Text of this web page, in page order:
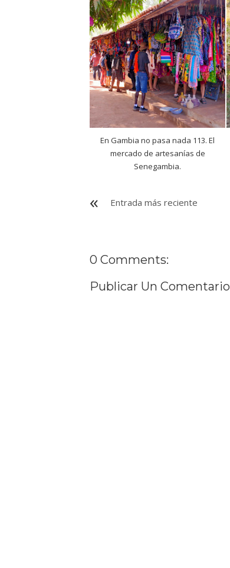
En Gambia no pasa nada 113. El
mercado de artesanías de
Senegambia.
Entrada más reciente
0 Comments:
Publicar Un Comentario